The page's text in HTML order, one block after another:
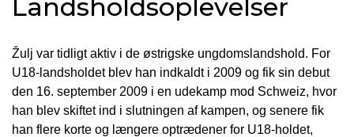
Landsholdsoplevelser
Žulj var tidligt aktiv i de østrigske ungdomslandshold. For
U18-landsholdet blev han indkaldt i 2009 og fik sin debut
den 16. september 2009 i en udekamp mod Schweiz, hvor
han blev skiftet ind i slutningen af kampen, og senere fik
han flere korte og længere optrædener for U18-holdet,